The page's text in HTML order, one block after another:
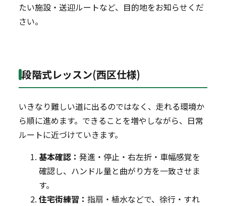
たい施設・送迎ルートなど、目的地をお知らせくだ
さい。
段階式レッスン(西区仕様)
いきなり難しい道に出るのではなく、走れる環境か
ら順に進めます。できることを増やしながら、日常
ルートに近づけていきます。
基本確認：発進・停止・右左折・車幅感覚を
確認し、ハンドル量と曲がり方を一致させま
す。
住宅街練習：指扇・植水などで、徐行・すれ